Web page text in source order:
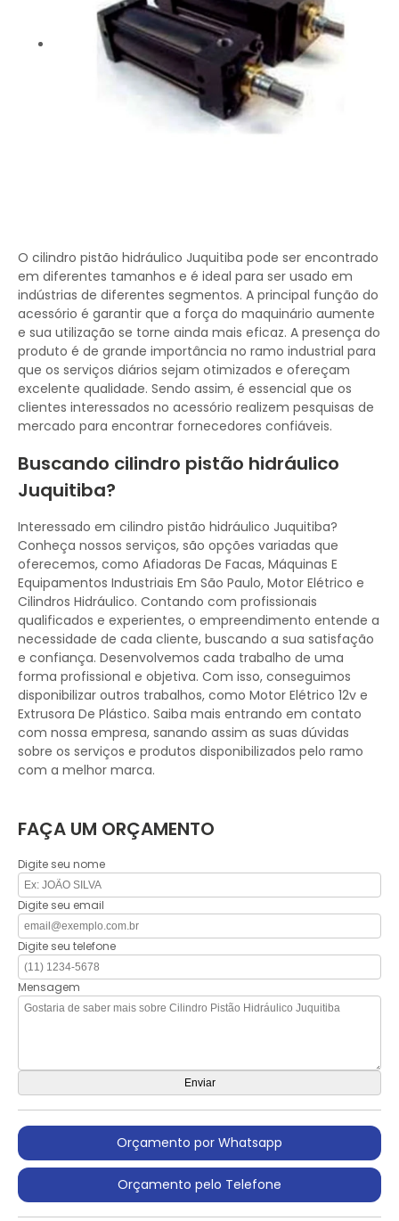
O cilindro pistão hidráulico Juquitiba pode ser encontrado
em diferentes tamanhos e é ideal para ser usado em
indústrias de diferentes segmentos. A principal função do
acessório é garantir que a força do maquinário aumente
e sua utilização se torne ainda mais eficaz. A presença do
produto é de grande importância no ramo industrial para
que os serviços diários sejam otimizados e ofereçam
excelente qualidade. Sendo assim, é essencial que os
clientes interessados no acessório realizem pesquisas de
mercado para encontrar fornecedores confiáveis.
Buscando cilindro pistão hidráulico
Juquitiba?
Interessado em cilindro pistão hidráulico Juquitiba?
Conheça nossos serviços, são opções variadas que
oferecemos, como Afiadoras De Facas, Máquinas E
Equipamentos Industriais Em São Paulo, Motor Elétrico e
Cilindros Hidráulico. Contando com profissionais
qualificados e experientes, o empreendimento entende a
necessidade de cada cliente, buscando a sua satisfação
e confiança. Desenvolvemos cada trabalho de uma
forma profissional e objetiva. Com isso, conseguimos
disponibilizar outros trabalhos, como Motor Elétrico 12v e
Extrusora De Plástico. Saiba mais entrando em contato
com nossa empresa, sanando assim as suas dúvidas
sobre os serviços e produtos disponibilizados pelo ramo
com a melhor marca.
FAÇA UM ORÇAMENTO
Digite seu nome
Digite seu email
Digite seu telefone
Mensagem
Orçamento por Whatsapp
Orçamento pelo Telefone